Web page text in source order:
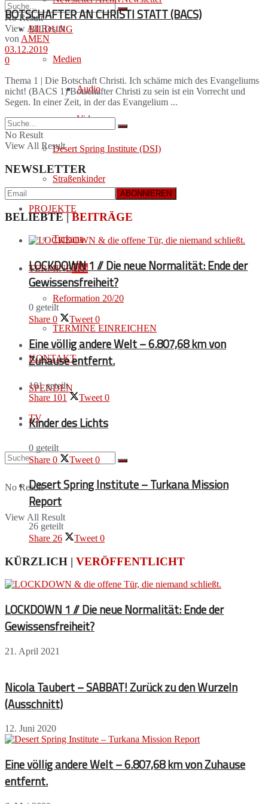
No Result
View All Result
BILDUNG
Medien
Audio
Video
Desert Spring Institute (DSI)
Straßenkinder
PROJEKTE
Turkana
TERMINENeu
Reformation 20/20
TERMINE EINREICHEN
KONTAKT
SPENDEN
TV
No Result
View All Result
BOTSCHAFTER AN CHRISTI STATT (BACS)
von AMEN
03.12.2019
0
Thema 1 | Die Botschaft Christi. Ich schäme mich des Evangeliums
nicht! (BACS 1) Botschafter Christi zu sein ist ein Vorrecht und
Segen. In einer Zeit, in der das Evangelium ...
No Result
View All Result
NEWSLETTER
BELIEBTE |BEITRÄGE
LOCKDOWN 1 // Die neue Normalität: Ende der
Gewissensfreiheit?
0 geteilt
Share 0 Tweet 0
Eine völlig andere Welt – 6.807,68 km von
Zuhause entfernt.
101 geteilt
Share 101 Tweet 0
Kinder des Lichts
0 geteilt
Share 0 Tweet 0
Desert Spring Institute – Turkana Mission
Report
26 geteilt
Share 26 Tweet 0
KÜRZLICH | VERÖFFENTLICHT
LOCKDOWN 1 // Die neue Normalität: Ende der
Gewissensfreiheit?
21. April 2021
Nicola Taubert – SABBAT! Zurück zu den Wurzeln
(Ausschnitt)
12. Juni 2020
Eine völlig andere Welt – 6.807,68 km von Zuhause
entfernt.